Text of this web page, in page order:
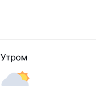
Утром